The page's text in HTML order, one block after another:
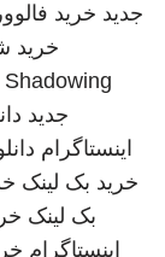
جدید خرید
خرید
Shadowing
جدید
اینستاگرام
خرید بک لینک
بک لینک
اینستاگرام